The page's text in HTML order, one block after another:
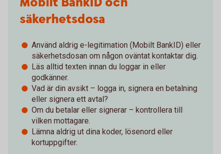
säkerhetsdosa
Använd aldrig e-legitimation (Mobilt BankID) eller
säkerhetsdosan om någon oväntat kontaktar dig.
Läs alltid texten innan du loggar in eller
godkänner.
Vad är din avsikt – logga in, signera en betalning
eller signera ett avtal?
Om du betalar eller signerar – kontrollera till
vilken mottagare.
Lämna aldrig ut dina koder, lösenord eller
kortuppgifter.